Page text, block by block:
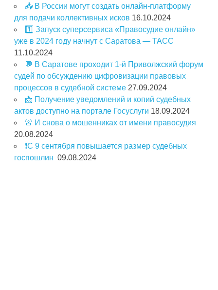
📥 В России могут создать онлайн-платформу
для подачи коллективных исков 16.10.2024
1️⃣ Запуск суперсервиса «Правосудие онлайн»
уже в 2024 году начнут с Саратова — ТАСС
11.10.2024
💬 В Саратове проходит 1-й Приволжский форум
судей по обсуждению цифровизации правовых
процессов в судебной системе 27.09.2024
📩 Получение уведомлений и копий судебных
актов доступно на портале Госуслуги 18.09.2024
🚨 И снова о мошенниках от имени правосудия
20.08.2024
❗️С 9 сентября повышается размер судебных
госпошлин 09.08.2024